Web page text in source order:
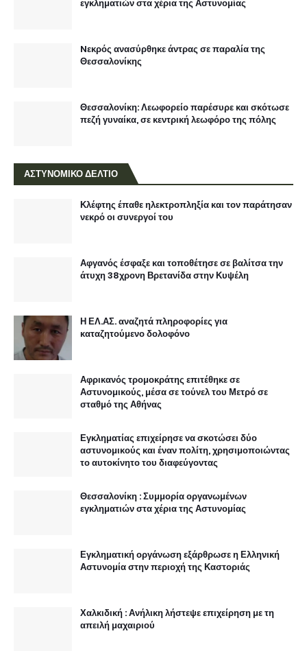
εγκληματιών στα χέρια της Αστυνομίας
Nεκρός ανασύρθηκε άντρας σε παραλία της
Θεσσαλονίκης
Θεσσαλονίκη: Λεωφορείο παρέσυρε και σκότωσε
πεζή γυναίκα, σε κεντρική λεωφόρο της πόλης
ΑΣΤΥΝΟΜΙΚΟ ΔΕΛΤΙΟ
Κλέφτης έπαθε ηλεκτροπληξία και τον παράτησαν
νεκρό οι συνεργοί του
Αφγανός έσφαξε και τοποθέτησε σε βαλίτσα την
άτυχη 38χρονη Βρετανίδα στην Κυψέλη
Η ΕΛ.ΑΣ. αναζητά πληροφορίες για
καταζητούμενο δολοφόνο
Αφρικανός τρομοκράτης επιτέθηκε σε
Αστυνομικούς, μέσα σε τούνελ του Μετρό σε
σταθμό της Αθήνας
Εγκληματίας επιχείρησε να σκοτώσει δύο
αστυνομικούς και έναν πολίτη, χρησιμοποιώντας
το αυτοκίνητο του διαφεύγοντας
Θεσσαλονίκη : Συμμορία οργανωμένων
εγκληματιών στα χέρια της Αστυνομίας
Εγκληματική οργάνωση εξάρθρωσε η Ελληνική
Αστυνομία στην περιοχή της Καστοριάς
Χαλκιδική : Ανήλικη λήστεψε επιχείρηση με τη
απειλή μαχαιριού